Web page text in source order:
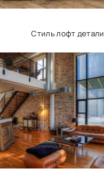
Стиль лофт детали